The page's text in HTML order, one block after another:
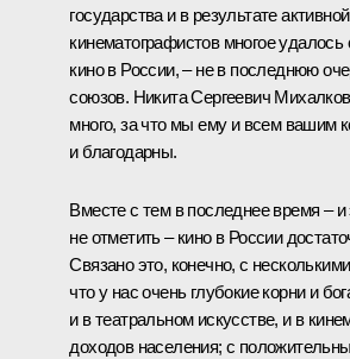
государства и в результате
кинематографистов многое
кино в России, – не в последнюю
союзов. Никита Сергеевич
много, за что мы ему и всем вашим
и благодарны.
Вместе с тем в последнее время – и
не отметить – кино в России
Связано это, конечно, с
что у нас очень глубокие корни и
и в театральном искусстве, и в
доходов населения; с